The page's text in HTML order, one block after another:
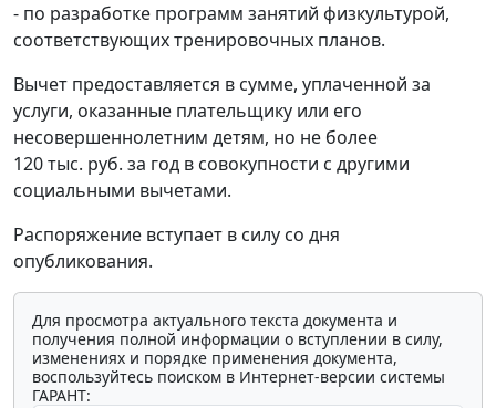
- по разработке программ занятий физкультурой,
соответствующих тренировочных планов.
Вычет предоставляется в сумме, уплаченной за
услуги, оказанные плательщику или его
несовершеннолетним детям, но не более
120 тыс. руб. за год в совокупности с другими
социальными вычетами.
Распоряжение вступает в силу со дня
опубликования.
Для просмотра актуального текста документа и
получения полной информации о вступлении в силу,
изменениях и порядке применения документа,
воспользуйтесь поиском в Интернет-версии системы
ГАРАНТ: